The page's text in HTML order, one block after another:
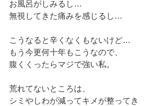
お風呂がしみるし…
無視してきた痛みを感じるし…
こうなると辛くなくもないけど…
もう今更何十年もこうなので、
腹くくったらマジで強い私。
荒れてないところは、
シミやしわが減ってキメが整ってき